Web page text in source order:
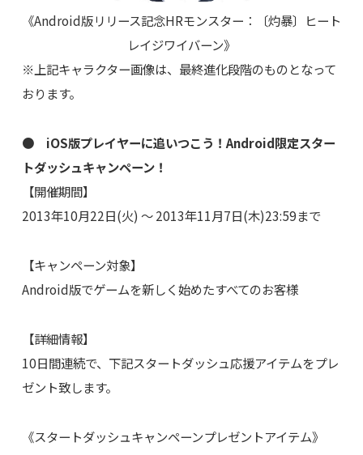
《Android版リリース記念HRモンスター：〔灼暴〕ヒート
レイジワイバーン》
※上記キャラクター画像は、最終進化段階のものとなって
おります。
● iOS版プレイヤーに追いつこう！Android限定スター
トダッシュキャンペーン！
【開催期間】
2013年10月22日(火) ～ 2013年11月7日(木)23:59まで
【キャンペーン対象】
Android版でゲームを新しく始めたすべてのお客様
【詳細情報】
10日間連続で、下記スタートダッシュ応援アイテムをプレ
ゼント致します。
《スタートダッシュキャンペーンプレゼントアイテム》